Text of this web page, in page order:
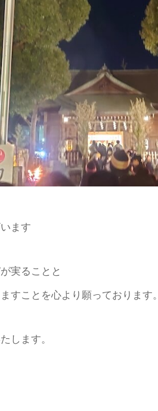
ます
実ることと
すことを心より願っております。
します。